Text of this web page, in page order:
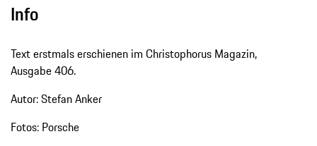
Info
Text erstmals erschienen im Christophorus Magazin,
Ausgabe 406.
Autor: Stefan Anker
Fotos: Porsche